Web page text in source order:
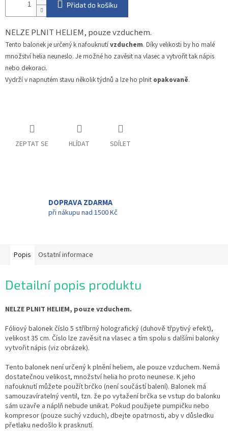
Přidat do košíku
NELZE PLNIT HELIEM, pouze vzduchem.
Tento balonek je určený k nafouknutívzduchem. Díky velikosti by ho malé
množství helia neuneslo. Je možné ho zavěsit na vlasec a vytvořit tak nápis
nebo dekoraci.
Vydrží v napnutém stavu několik týdnů a lze ho plnit opakovaně.
ZEPTAT SE HLÍDAT SDÍLET
DOPRAVA ZDARMA
při nákupu nad 1500 Kč
Popis Ostatní informace
Detailní popis produktu
NELZE PLNIT HELIEM, pouze vzduchem.
Fóliový balonek číslo 5 stříbrný holografický (duhově třpytivý efekt),
velikost 35 cm. Číslo lze zavěsit na vlasec a tím spolu s dalšími balonky
vytvořit nápis (viz obrázek).
Tento balonek není určený k plnění heliem, ale pouze vzduchem. Nemá
dostatečnou velikost, množství helia ho proto neunese. K jeho
nafouknutí můžete použít brčko (není součástí balení). Balonek má
samouzavíratelný ventil, tzn. že po vytažení brčka se vstup do balonku
sám uzavře a náplň nebude unikat. Pokud použijete pumpičku nebo
kompresor (pouze suchý vzduch), dbejte opatrnosti, aby v důsledku
přetlaku nedošlo k prasknutí.